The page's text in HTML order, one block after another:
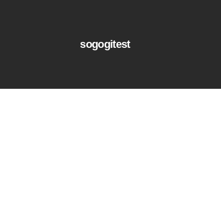
sogogitest